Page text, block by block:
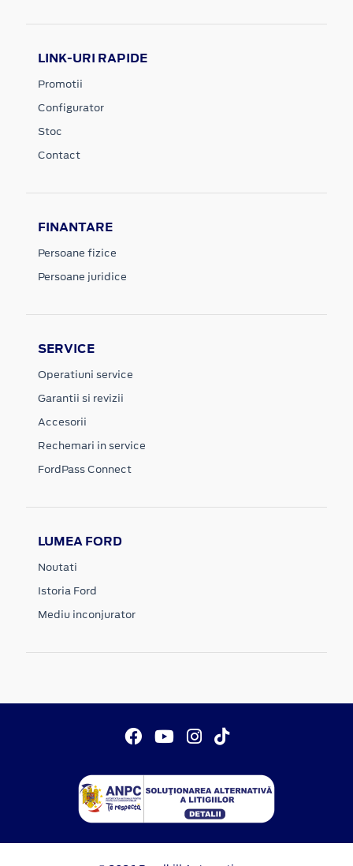
LINK-URI RAPIDE
Promotii
Configurator
Stoc
Contact
FINANTARE
Persoane fizice
Persoane juridice
SERVICE
Operatiuni service
Garantii si revizii
Accesorii
Rechemari in service
FordPass Connect
LUMEA FORD
Noutati
Istoria Ford
Mediu inconjurator